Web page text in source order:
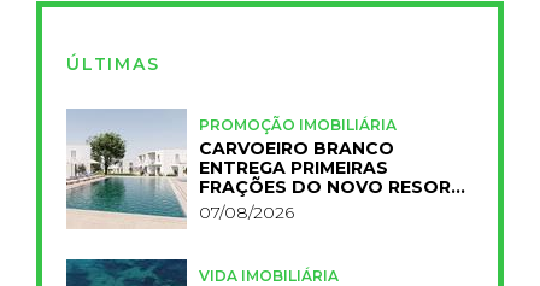
ÚLTIMAS
PROMOÇÃO IMOBILIÁRIA
CARVOEIRO BRANCO
ENTREGA PRIMEIRAS
FRAÇÕES DO NOVO RESORT
PRIMELIFE
07/08/2026
VIDA IMOBILIÁRIA